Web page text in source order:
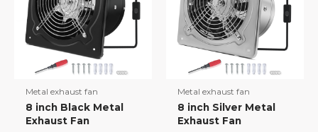
Metal exhaust fan
8 inch Black Metal
Exhaust Fan
Metal exhaust fan
8 inch Silver Metal
Exhaust Fan